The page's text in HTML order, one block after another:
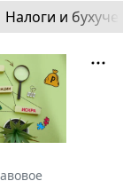
Налоги и